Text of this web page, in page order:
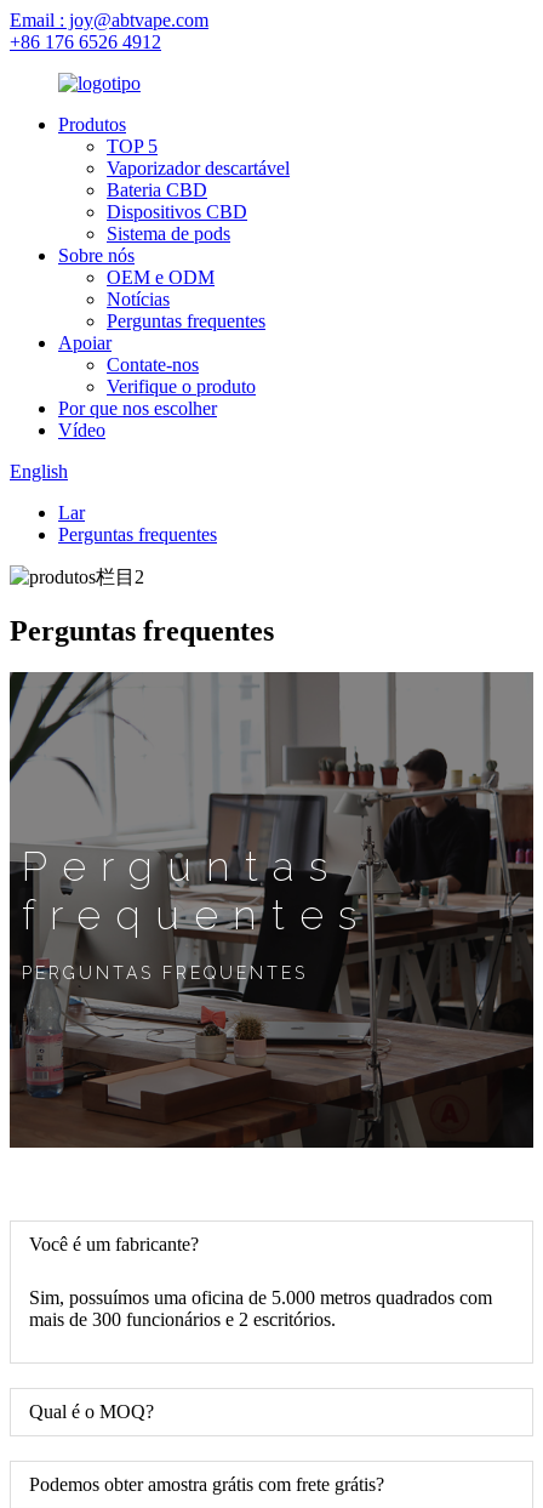
Email : joy@abtvape.com
+86 176 6526 4912
Produtos
TOP 5
Vaporizador descartável
Bateria CBD
Dispositivos CBD
Sistema de pods
Sobre nós
OEM e ODM
Notícias
Perguntas frequentes
Apoiar
Contate-nos
Verifique o produto
Por que nos escolher
Vídeo
English
Lar
Perguntas frequentes
Perguntas frequentes
Perguntas
frequentes
PERGUNTAS FREQUENTES
Você é um fabricante?
Sim, possuímos uma oficina de 5.000 metros quadrados com
mais de 300 funcionários e 2 escritórios.
Qual é o MOQ?
Podemos obter amostra grátis com frete grátis?